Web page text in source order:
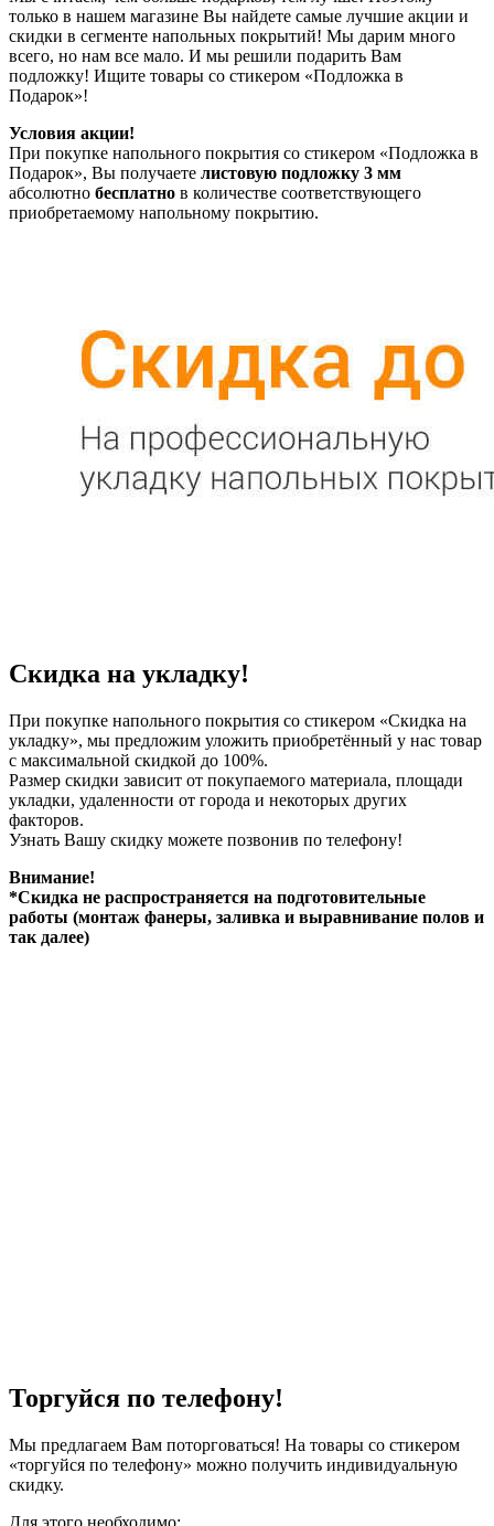
только в нашем магазине Вы найдете самые лучшие акции и
скидки в сегменте напольных покрытий! Мы дарим много
всего, но нам все мало. И мы решили подарить Вам
подложку! Ищите товары со стикером «Подложка в
Подарок»!
Условия акции!
При покупке напольного покрытия со стикером «Подложка в
Подарок», Вы получаете листовую подложку 3 мм
абсолютно бесплатно в количестве соответствующего
приобретаемому напольному покрытию.
Скидка на укладку!
При покупке напольного покрытия со стикером «Скидка на
укладку», мы предложим уложить приобретённый у нас товар
с максимальной скидкой до 100%.
Размер скидки зависит от покупаемого материала, площади
укладки, удаленности от города и некоторых других
факторов.
Узнать Вашу скидку можете позвонив по телефону!
Внимание!
*Скидка не распространяется на подготовительные
работы (монтаж фанеры, заливка и выравнивание полов и
так далее)
Торгуйся по телефону!
Мы предлагаем Вам поторговаться! На товары со стикером
«торгуйся по телефону» можно получить индивидуальную
скидку.
Для этого необходимо: